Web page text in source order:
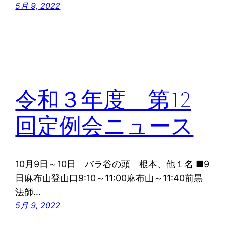
5月 9, 2022
令和３年度 第12
回定例会ニュース
10月9日～10日 バラ谷の頭 根本、他１名 ■9
日麻布山登山口9:10～11:00麻布山～11:40前黒
法師…
5月 9, 2022